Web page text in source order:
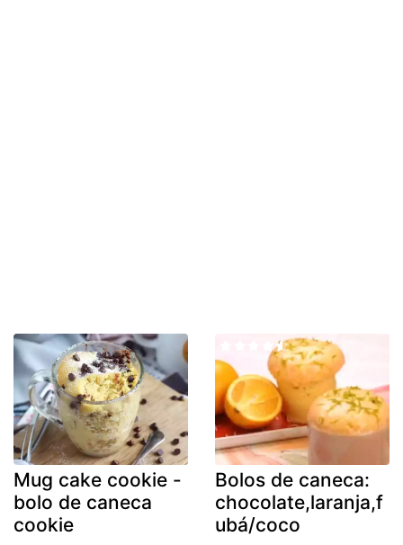
Mug cake cookie -
bolo de caneca
cookie
Bolos de caneca:
chocolate,laranja,f
ubá/coco